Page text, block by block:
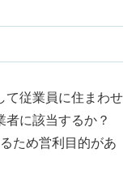
て従業員に住まわせ
者に該当するか？
ため営利目的があ